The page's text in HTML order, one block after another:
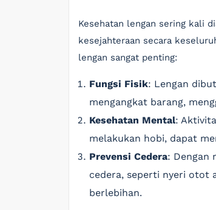
Kesehatan lengan sering kali
kesejahteraan secara
lengan sangat penting:
Fungsi Fisik: Lengan
mengangkat barang,
Kesehatan Mental:
melakukan hobi, dapat
Prevensi Cedera: Dengan
cedera, seperti nyeri otot
berlebihan.